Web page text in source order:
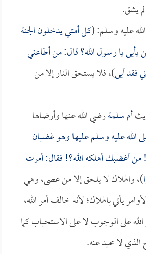
يشق.
عليه وسلم: (كل أمتي يدخلون الجنة
يأبى يا رسول الله؟ قال: من أطاعني
فقد أبى)، فلا يستحق النار إلا من
أم سلمةرضي الله عنها وأرضاها
الله عليه وسلم عليها وهو غضبان
من أغضبك أهلكه الله؟! فقال: أمرت
)، والهلاك لا يلحق إلا من عصى، وهي
يأتي بالهلاك؛ لأنه خالف أمر الله،
الله على الوجوب لا على الاستحباب كما
لا محيد عنه.